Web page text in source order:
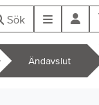
Sök Meny
Ändavslut